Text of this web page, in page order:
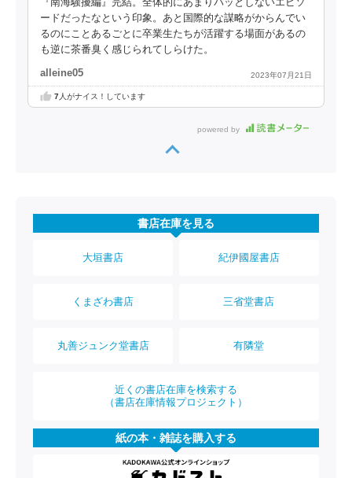
『南海騒擾編』完結。全体的にあまりパッとしないエピソ
ードだったなという印象。あと国際的な謀略がからんでい
るのにことあるごとに卒業生たちが活躍する場面があるの
も逆に茶番臭く感じられてしらけた。
alleine05 2023年07月21日
7人がナイス！しています
powered by
書店在庫を見る
大垣書店 紀伊國屋書店
くまざわ書店 三省堂書店
丸善ジュンク堂書店 有隣堂
近くの書店在庫を検索する
（書店在庫情報プロジェクト）
紙の本・雑誌を購入する